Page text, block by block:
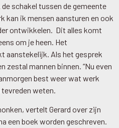
schakel tussen de gemeente
kan ik mensen aansturen en ook
ontwikkelen. Dit alles komt
om je heen. Het
aanstekelijk. Als het gesprek
zestal mannen binnen. “Nu even
best weer wat werk
weten.
vertelt Gerard over zijn
een boek worden geschreven.